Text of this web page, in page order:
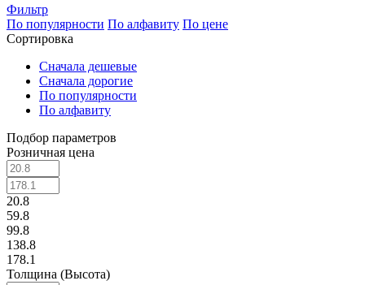
Фильтр
По популярности По алфавиту По цене
Сортировка
Сначала дешевые
Сначала дорогие
По популярности
По алфавиту
Подбор параметров
Розничная цена
20.8
59.8
99.8
138.8
178.1
Толщина (Высота)